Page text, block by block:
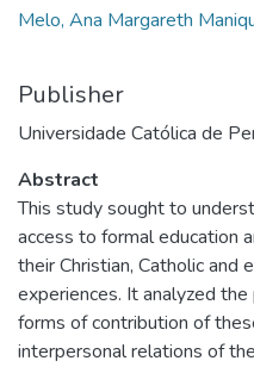
Melo, Ana Margareth
Publisher
Universidade Católica de
Abstract
This study sought to
access to formal education
their Christian, Catholic and
experiences. It analyzed
forms of contribution of
interpersonal relations of